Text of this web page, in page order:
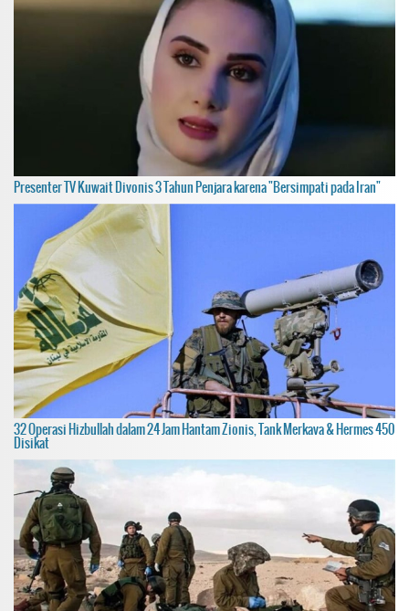
Presenter TV Kuwait Divonis 3 Tahun Penjara karena "Bersimpati pada Iran"
32 Operasi Hizbullah dalam 24 Jam Hantam Zionis, Tank Merkava & Hermes 450
Disikat